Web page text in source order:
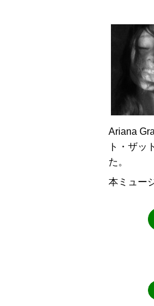
Ariana
ト・ザッ
た。
本ミュー